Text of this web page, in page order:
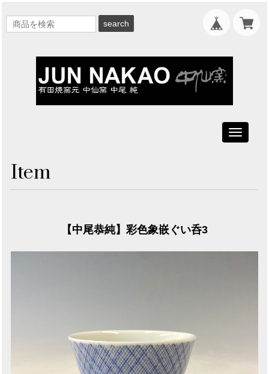
search
Toggle
Item
【中尾恭純】彩色象嵌ぐい呑3